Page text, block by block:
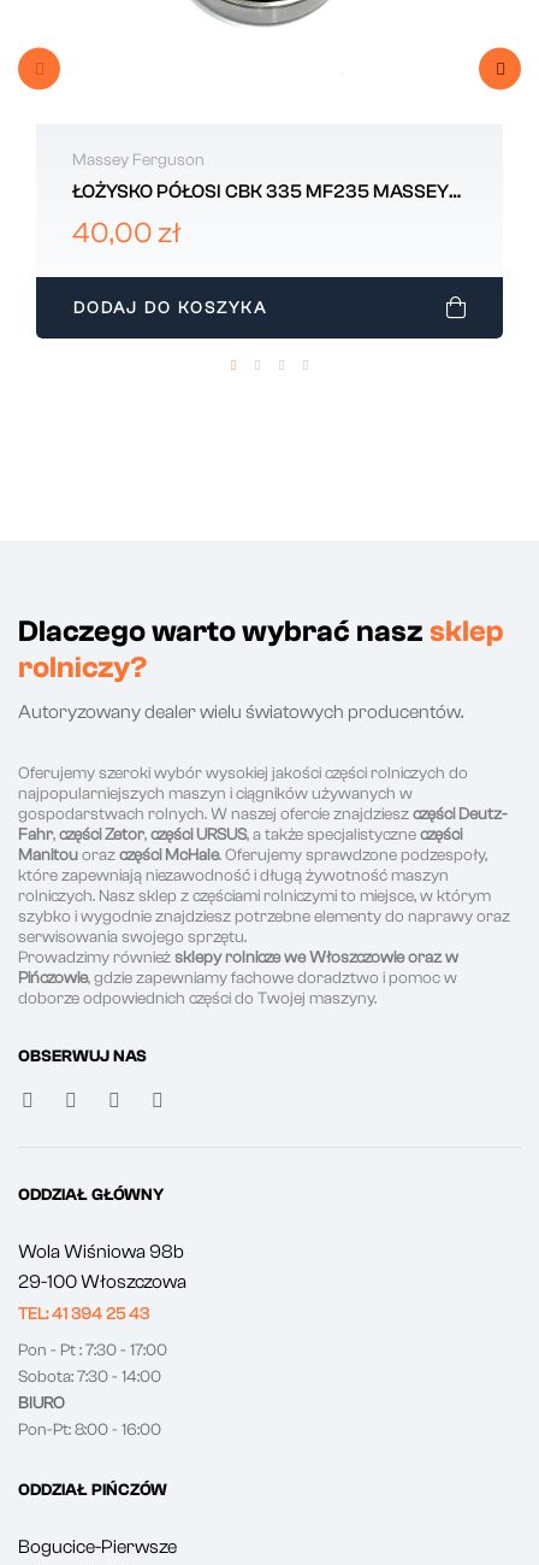
Massey Ferguson
ŁOŻYSKO PÓŁOSI CBK 335 MF235 MASSEY
FERGUSON
40,00 zł
DODAJ DO KOSZYKA
Dlaczego warto wybrać nasz sklep
rolniczy?
Autoryzowany dealer wielu światowych producentów.
Oferujemy szeroki wybór wysokiej jakości części rolniczych do
najpopularniejszych maszyn i ciągników używanych w
gospodarstwach rolnych. W naszej ofercie znajdzieszczęści Deutz-
Fahr,części Zetor,części URSUS, a także specjalistyczneczęści
Manitouorazczęści McHale. Oferujemy sprawdzone podzespoły,
które zapewniają niezawodność i długą żywotność maszyn
rolniczych. Nasz sklep z częściami rolniczymi to miejsce, w którym
szybko i wygodnie znajdziesz potrzebne elementy do naprawy oraz
serwisowania swojego sprzętu.
Prowadzimy równieżsklepy rolnicze we Włoszczowie oraz w
Pińczowie, gdzie zapewniamy fachowe doradztwo i pomoc w
doborze odpowiednich części do Twojej maszyny.
OBSERWUJ NAS
ODDZIAŁ GŁÓWNY
Wola Wiśniowa 98b
29-100 Włoszczowa
TEL: 41 394 25 43
Pon - Pt : 7:30 - 17:00
Sobota: 7:30 - 14:00
BIURO
Pon-Pt: 8:00 - 16:00
ODDZIAŁ PIŃCZÓW
Bogucice-Pierwsze